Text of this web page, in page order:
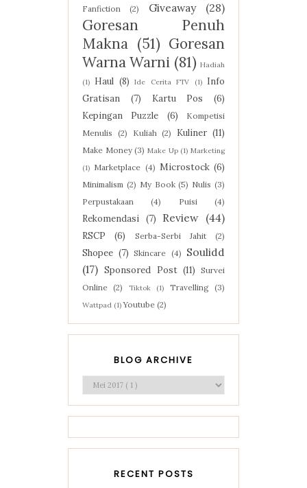
Fanfiction (2) Giveaway (28)
Goresan Penuh
Makna (51) Goresan
Warna Warni (81) Hadiah
(1)
Haul (8) Ide Cerita FTV (1)
Info
Gratisan
(7) Kartu Pos
(6)
Kepingan Puzzle
(6)
Kompetisi
Menulis (2) Kuliah (2) Kuliner (11)
Make Money (3) Make Up (1) Marketing
(1) Marketplace (4) Microstock (6)
Minimalism (2) My Book (5) Nulis (3)
Perpustakaan
(4) Puisi (4)
Rekomendasi (7) Review (44)
RSCP (6) Serba-Serbi Jahit (2)
Shopee (7) Skincare (4) Soulidd
(17) Sponsored Post (11) Survei
Online (2) Tiktok (1) Travelling (3)
Wattpad (1) Youtube (2)
BLOG ARCHIVE
RECENT POSTS